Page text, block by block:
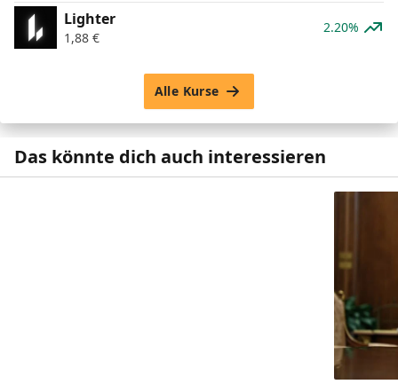
Lighter
1,88 €
2.20%
Alle Kurse
Das könnte dich auch interessieren